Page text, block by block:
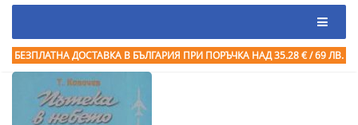
БЕЗПЛАТНА ДОСТАВКА В БЪЛГАРИЯ ПРИ ПОРЪЧКА НАД 35.28 € / 69 ЛВ.